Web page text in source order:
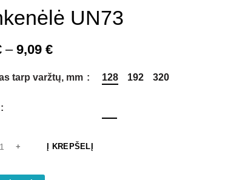
UN73
– 9,09 €Price
5,05 €
tarp varžtų, mm 128 192 320
Į KREPŠELĮ